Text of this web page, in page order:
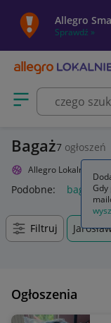
Allegro
Sprawdź »
Otwórz menu z
Bagaż7 ogłoszeń
Allegro Lokalnie
Podobne:
Filtruj
Ogłoszenia
Gdy